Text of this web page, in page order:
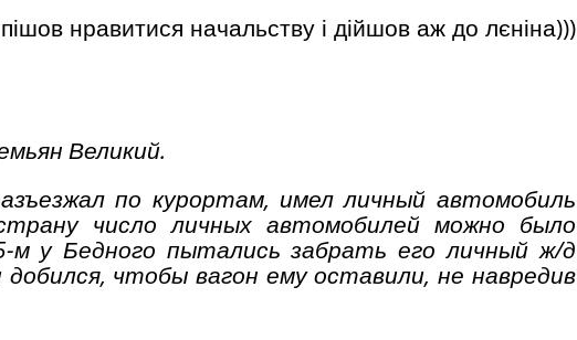
нравитися начальству і дійшов аж до лєніна)))
Великий.
по курортам, имел личный автомобиль
число личных автомобилей можно было
м у Бедного пытались забрать его личный ж/д
чтобы вагон ему оставили, не навредив